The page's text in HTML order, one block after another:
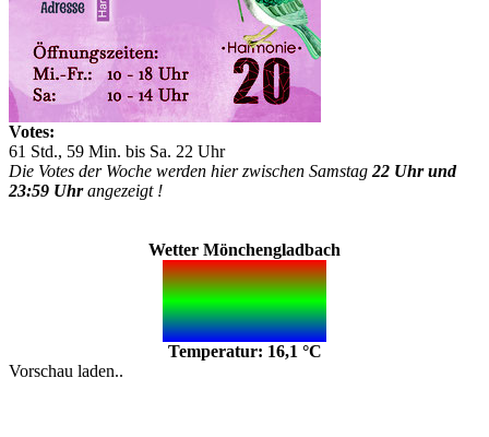
Votes:
61 Std., 59 Min. bis Sa. 22 Uhr
Die Votes der Woche werden hier zwischen Samstag 22 Uhr und
23:59 Uhrangezeigt !
Wetter Mönchengladbach
Temperatur: 16,1 °C
Vorschau laden..